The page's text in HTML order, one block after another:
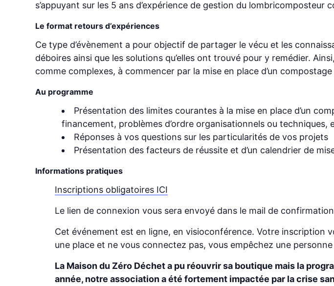
s’appuyant sur les 5 ans d’expérience de gestion du lombricomposteur
Le format retours d’expériences
Ce type d’évènement a pour objectif de partager le vécu et les
déboires ainsi que les solutions qu’elles ont trouvé pour y remédier.
comme complexes, à commencer par la mise en place d’un
Au programme
Présentation des limites courantes à la mise en place d’un
financement, problèmes d’ordre organisationnels ou techniques,
Réponses à vos questions sur les particularités de vos projets
Présentation des facteurs de réussite et d’un calendrier de
Informations pratiques
Inscriptions obligatoires ICI
Le lien de connexion vous sera envoyé dans le mail de
Cet événement est en ligne, en visioconférence. Votre inscription
une place et ne vous connectez pas, vous empêchez une
La Maison du Zéro Déchet a pu réouvrir sa boutique mais la
année, notre association a été fortement impactée par la crise